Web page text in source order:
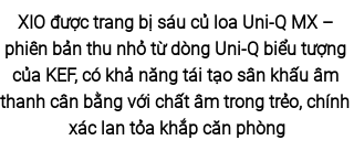
XIO được trang bị sáu củ loa Uni-Q MX –
phiên bản thu nhỏ từ dòng Uni-Q biểu tượng
của KEF, có khả năng tái tạo sân khấu âm
thanh cân bằng với chất âm trong trẻo, chính
xác lan tỏa khắp căn phòng